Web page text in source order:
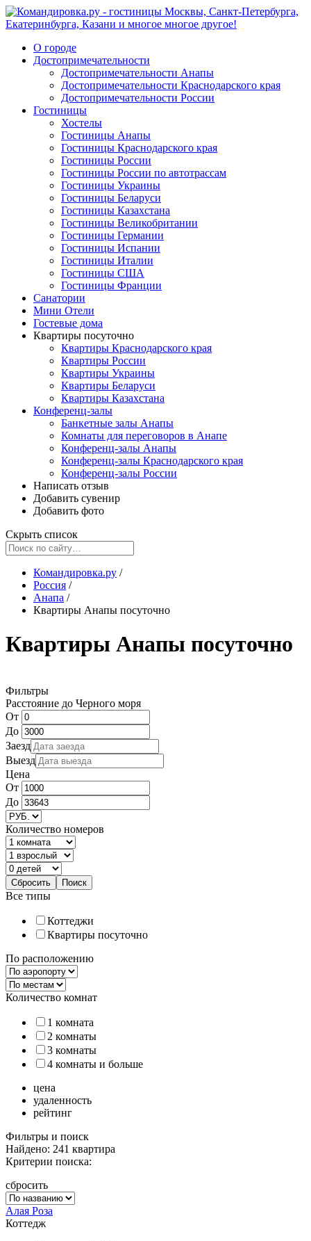
О городе
Достопримечательности
Достопримечательности Анапы
Достопримечательности Краснодарского края
Достопримечательности России
Гостиницы
Хостелы
Гостиницы Анапы
Гостиницы Краснодарского края
Гостиницы России
Гостиницы России по автотрассам
Гостиницы Украины
Гостиницы Беларуси
Гостиницы Казахстана
Гостиницы Великобритании
Гостиницы Германии
Гостиницы Испании
Гостиницы Италии
Гостиницы США
Гостиницы Франции
Санатории
Мини Отели
Гостевые дома
Квартиры посуточно
Квартиры Краснодарского края
Квартиры России
Квартиры Украины
Квартиры Беларуси
Квартиры Казахстана
Конференц-залы
Банкетные залы Анапы
Комнаты для переговоров в Анапе
Конференц-залы Анапы
Конференц-залы Краснодарского края
Конференц-залы России
Написать отзыв
Добавить сувенир
Добавить фото
Скрыть список
Командировка.ру /
Россия /
Анапа /
Квартиры Анапы посуточно
Квартиры Анапы посуточно
Фильтры
Расстояние до Черного моря
От
До
Заезд
Выезд
Цена
От
До
Количество номеров
Все типы
Коттеджи
Квартиры посуточно
По расположению
Количество комнат
1 комната
2 комнаты
3 комнаты
4 комнаты и больше
цена
удаленность
рейтинг
Фильтры и поиск
Найдено: 241 квартира
Критерии поиска:
сбросить
Алая Роза
Коттедж